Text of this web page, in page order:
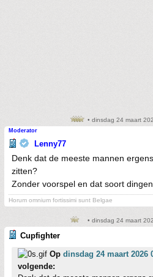
• dinsdag 24 maart
Moderator
Lenny77
Denk dat de meeste mannen
zitten?
Zonder voorspel en dat soort
Horum omnium fortissimi sunt Belgae
• dinsdag 24 maart
Cupfighter
Op dinsdag 24 maart 2026
volgende: